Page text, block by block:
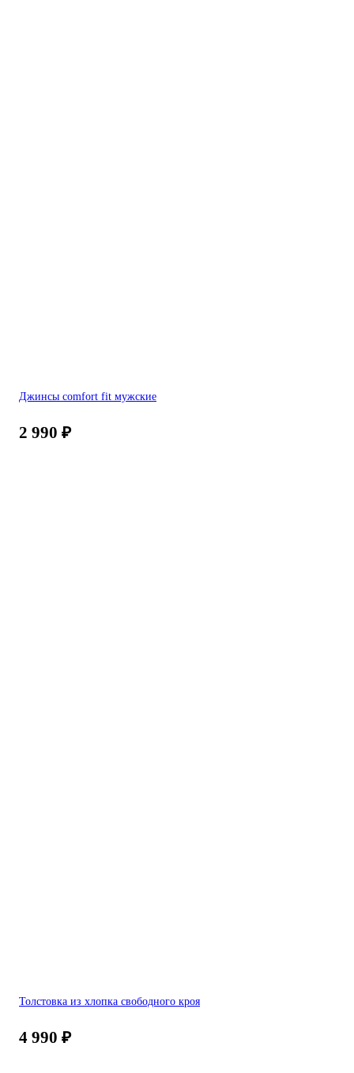
Джинсы comfort fit мужские
2 990 ₽
Толстовка из хлопка свободного кроя
4 990 ₽